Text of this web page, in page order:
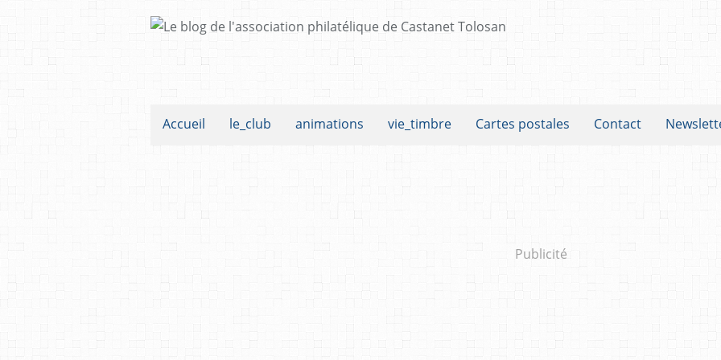
Accueil le_club animations vie_timbre Cartes postales Contact
Publicité